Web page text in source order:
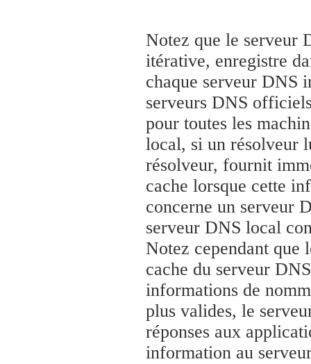
Notez que le serveur
itérative, enregistre
chaque serveur DNS
serveurs DNS
pour toutes les
local, si un résolveur
résolveur, fournit
cache lorsque cette
concerne un serveur
serveur DNS local
Notez cependant que
cache du serveur
informations de
plus valides, le
réponses aux
information au